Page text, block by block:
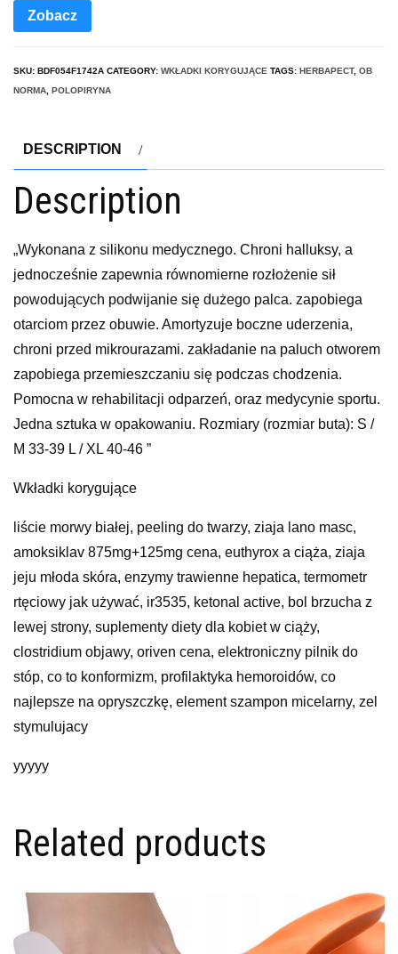
Zobacz
SKU: BDF054F1742A CATEGORY: WKŁADKI KORYGUJĄCE TAGS: HERBAPECT, OB
NORMA POLOPIRYNA
DESCRIPTION
Description
„Wykonana z silikonu medycznego. Chroni halluksy, a
jednocześnie zapewnia równomierne rozłożenie sił
powodujących podwijanie się dużego palca. zapobiega
otarciom przez obuwie. Amortyzuje boczne uderzenia,
chroni przed mikrourazami. zakładanie na paluch otworem
zapobiega przemieszczaniu się podczas chodzenia.
Pomocna w rehabilitacji odparzeń, oraz medycynie sportu.
Jedna sztuka w opakowaniu. Rozmiary (rozmiar buta): S /
M 33-39 L / XL 40-46 ”
Wkładki korygujące
liście morwy białej, peeling do twarzy, ziaja lano masc,
amoksiklav 875mg+125mg cena, euthyrox a ciąża, ziaja
jeju młoda skóra, enzymy trawienne hepatica, termometr
rtęciowy jak używać, ir3535, ketonal active, bol brzucha z
lewej strony, suplementy diety dla kobiet w ciąży,
clostridium objawy, oriven cena, elektroniczny pilnik do
stóp, co to konformizm, profilaktyka hemoroidów, co
najlepsze na opryszczkę, element szampon micelarny, zel
stymulujacy
yyyyy
Related products